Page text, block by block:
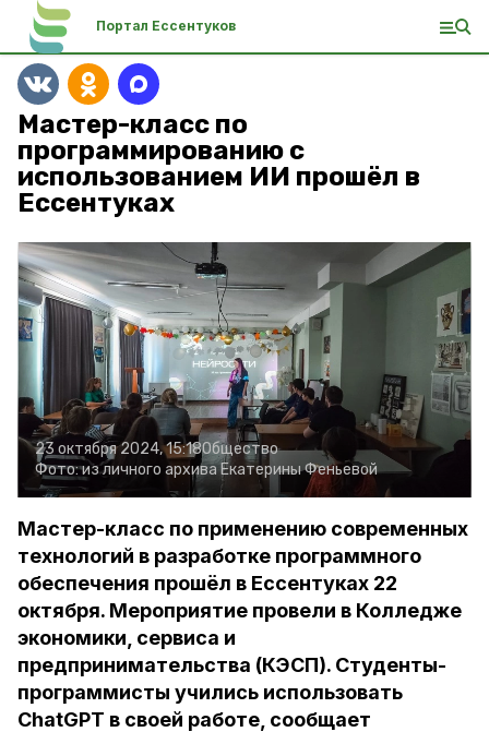
Портал Ессентуков
Мастер-класс по
программированию с
использованием ИИ прошёл в
Ессентуках
23 октября 2024, 15:18Общество
Фото:из личного архива Екатерины Феньевой
Мастер-класс по применению современных
технологий в разработке программного
обеспечения прошёл в Ессентуках 22
октября. Мероприятие провели в Колледже
экономики, сервиса и
предпринимательства (КЭСП). Студенты-
программисты учились использовать
ChatGPT в своей работе, сообщает